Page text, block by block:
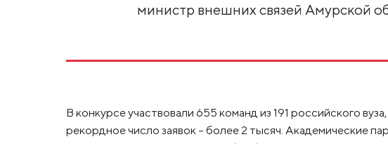
министр внешних связей Амурской
В конкурсе участвовали 655 команд из 191 российского
рекордное число заявок – более 2 тысяч. Академические